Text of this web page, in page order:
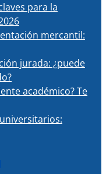
para la
mercantil:
jurada: ¿puede
académico? Te